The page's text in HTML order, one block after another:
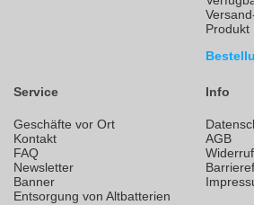
Produkt
Service
Geschäfte vor Ort
Kontakt
FAQ
Newsletter
Banner
Entsorgung von Altbatterien
Info
AGB
Widerruf